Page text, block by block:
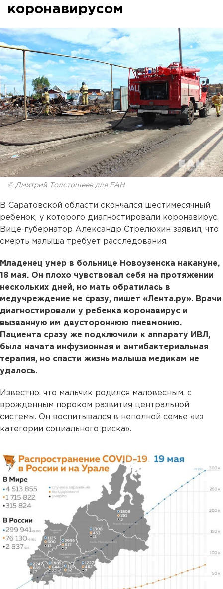
коронавирусом
© Дмитрий Толстошеев для ЕАН
В Саратовской области скончался шестимесячный
ребенок, у которого диагностировали коронавирус.
Вице-губернатор Александр Стрелюхин заявил, что
смерть малыша требует расследования.
Младенец умер в больнице Новоузенска накануне,
18 мая. Он плохо чувствовал себя на протяжении
нескольких дней, но мать обратилась в
медучреждение не сразу, пишет «Лента.ру». Врачи
диагностировали у ребенка коронавирус и
вызванную им двустороннюю пневмонию.
Пациента сразу же подключили к аппарату ИВЛ,
была начата инфузионная и антибактериальная
терапия, но спасти жизнь малыша медикам не
удалось.
Известно, что мальчик родился маловесным, с
врожденным пороком развития центральной
системы. Он воспитывался в неполной семье «из
категории социального риска».